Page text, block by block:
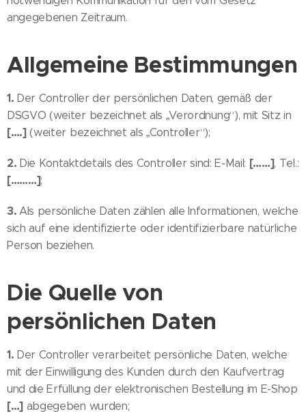
angegebenen Zeitraum.
Allgemeine Bestimmungen
1. Der Controller der persönlichen Daten, gemäß der
DSGVO (weiter bezeichnet als „Verordnung“), mit Sitz in
[….](weiter bezeichnet als „Controller“);
2. Die Kontaktdetails des Controller sind: E-Mail: [……], Tel.:
[………];
3.Als persönliche Daten zählen alle Informationen, welche
sich auf eine identifizierte oder identifizierbare natürliche
Person beziehen.
Die Quelle von
persönlichen Daten
1. Der Controller verarbeitet persönliche Daten, welche
mit der Einwilligung des Kunden durch den Kaufvertrag
und die Erfüllung der elektronischen Bestellung im E-Shop
[…] abgegeben wurden;